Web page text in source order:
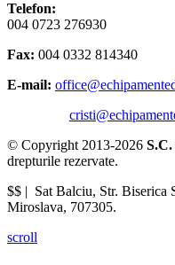
Telefon:
004 0723 276930
Fax: 004 0332 814340
E-mail:
© Copyright 2013-2026
drepturile rezervate.
$$ | Sat Balciu, Str. Biserica
Miroslava, 707305.
scroll